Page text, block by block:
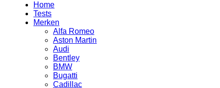
Home
Tests
Merken
Alfa Romeo
Aston Martin
Audi
Bentley
BMW
Bugatti
Cadillac